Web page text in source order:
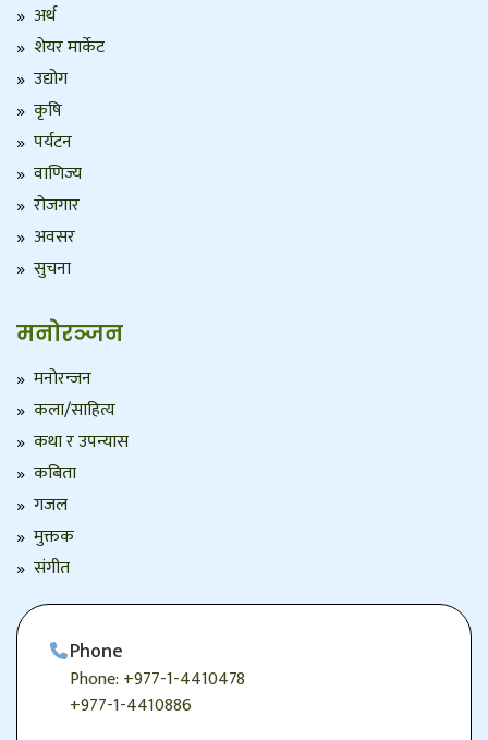
अर्थ
शेयर मार्केट
उद्योग
कृषि
पर्यटन
वाणिज्य
रोजगार
अवसर
सुचना
मनोरञ्जन
मनोरन्जन
कला/साहित्य
कथा र उपन्यास
कबिता
गजल
मुक्तक
संगीत
Phone
Phone: +977-1-4410478
+977-1-4410886